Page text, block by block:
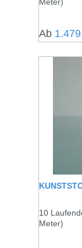
Meter)
Ab
10
Meter)